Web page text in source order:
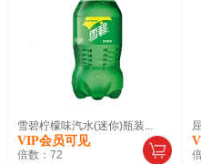
雪碧柠檬味汽水(迷你)瓶装...
VIP会员可见
倍数： 72